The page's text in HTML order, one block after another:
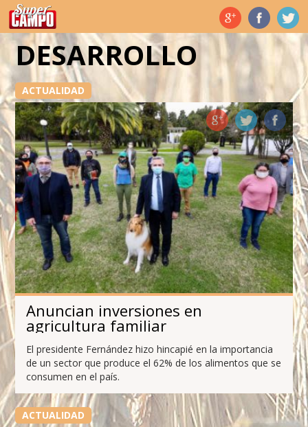
Temas de hoy
DESARROLLO
ACTUALIDAD
Anuncian inversiones en
agricultura familiar
El presidente Fernández hizo hincapié en la importancia
de un sector que produce el 62% de los alimentos que se
consumen en el país.
ACTUALIDAD